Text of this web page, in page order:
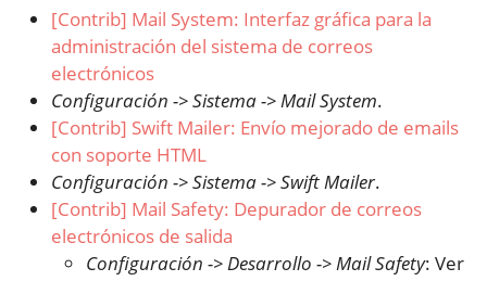
[Contrib] Mail System: Interfaz gráfica para la
administración del sistema de correos
electrónicos
Configuración -> Sistema -> Mail System.
[Contrib] Swift Mailer: Envío mejorado de emails
con soporte HTML
Configuración -> Sistema -> Swift Mailer.
[Contrib] Mail Safety: Depurador de correos
electrónicos de salida
Configuración -> Desarrollo -> Mail Safety: Ver